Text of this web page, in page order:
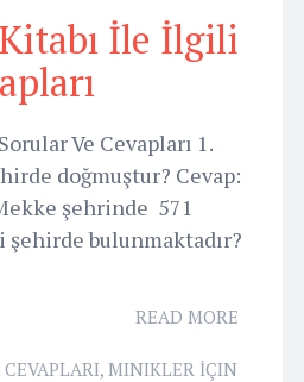
İle İlgili
Ve Cevapları 1.
doğmuştur? Cevap:
şehrinde 571
şehirde bulunmaktadır?
READ MORE
, MINIKLER İÇIN